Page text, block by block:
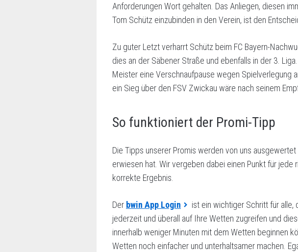
Anforderungen Wort gehalten. Das Anliegen, diesen
Tom Schütz einzubinden in den Verein, ist den
Zu guter Letzt verharrt Schütz beim FC Bayern-
dies an der Säbener Straße und ebenfalls in der 3.
Meister eine Verschnaufpause wegen Spielverlegung
ein Sieg über den FSV Zwickau wäre nach seinem
So funktioniert der Promi-Tipp
Die Tipps unserer Promis werden von uns
erwiesen hat. Wir vergeben dabei einen Punkt für
korrekte Ergebnis.
Der bwin App Login
ist ein wichtiger Schritt für
jederzeit und überall auf Ihre Wetten zugreifen und
innerhalb weniger Minuten mit dem Wetten beginnen
Wetten noch einfacher und unterhaltsamer machen.